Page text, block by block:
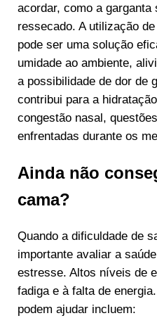
acordar, como a garganta
ressecado. A utilização de
pode ser uma solução
umidade ao ambiente,
a possibilidade de dor de
contribui para a
congestão nasal,
enfrentadas durante os
Ainda não
cama?
Quando a dificuldade de
importante avaliar a
estresse. Altos níveis de
fadiga e à falta de
podem ajudar incluem: